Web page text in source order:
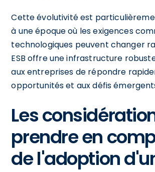
Cette évolutivité est
à une époque où les exigences
technologiques peuvent changer
ESB offre une infrastructure
aux entreprises de répondre
opportunités et aux défis
Les
prendre en
de l'adoption